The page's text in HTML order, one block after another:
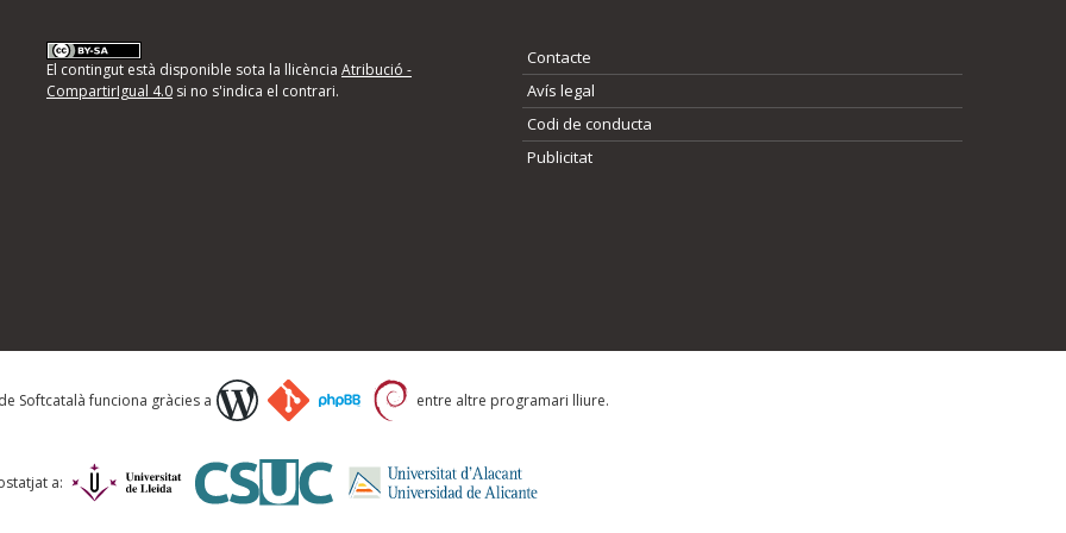
d'errors
següents i descriviu quina és la millora que
El contingut està disponible sota la llicència Atribució -
CompartirIgual 4.0si no s'indica el contrari.
Contacte
Avís legal
Codi de conducta
Publicitat
Softcatalà funciona gràcies a entre altre programari lliure.
a: